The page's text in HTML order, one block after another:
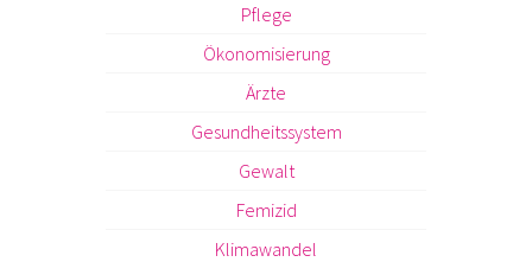
Pflege
Ökonomisierung
Ärzte
Gesundheitssystem
Gewalt
Femizid
Klimawandel